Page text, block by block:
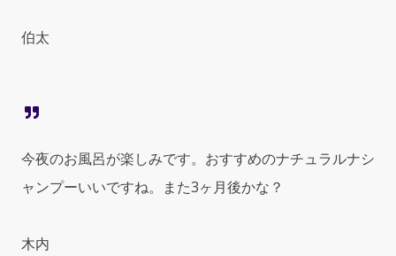
伯太
今夜のお風呂が楽しみです。おすすめのナチュラルナシ
ャンプーいいですね。また3ヶ月後かな？
木内